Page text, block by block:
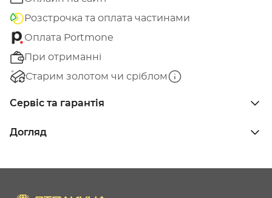
Розстрочка та оплата частинами
Оплата Portmone
При отриманні
Старим золотом чи сріблом
Сервіс та гарантія
Догляд